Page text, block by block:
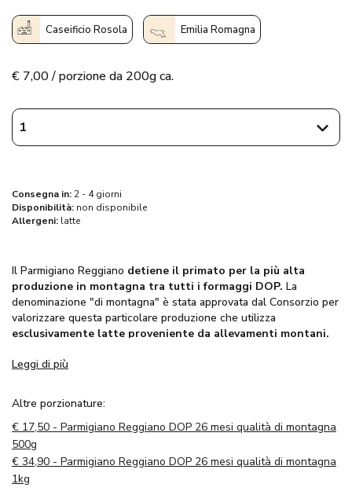
Caseificio Rosola Emilia Romagna
€ 7,00 / porzione da 200g ca.
Consegna in: 2 - 4 giorni
Disponibilità: non disponibile
Allergeni: latte
Il Parmigiano Reggiano detiene il primato per la più alta
produzione in montagna tra tutti i formaggi DOP. La
denominazione "di montagna" è stata approvata dal Consorzio per
valorizzare questa particolare produzione che utilizza
esclusivamente latte proveniente da allevamenti montani.
un ambiente in cui le mucche respirano aria pura, pascolano nei
erbe e fieni locali, più vari e rigogliosi rispetto a quelli di pianura.
Le forme vengono stagionate per 26 mesi, sviluppando un aroma
molto delicato con note floreali.
Caratteristiche
Il Parmigiano Reggiano di montagna si distingue dal prodotto di
pianura per il suo
Leggi di più
Altre porzionature:
€ 17,50 - Parmigiano Reggiano DOP 26 mesi qualità di montagna
500g
€ 34,90 - Parmigiano Reggiano DOP 26 mesi qualità di montagna
1kg